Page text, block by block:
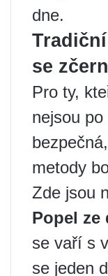
dne.
se
Pro ty,
nejsou
metody
Zde jsou
Popel ze
se vaří s
se jeden